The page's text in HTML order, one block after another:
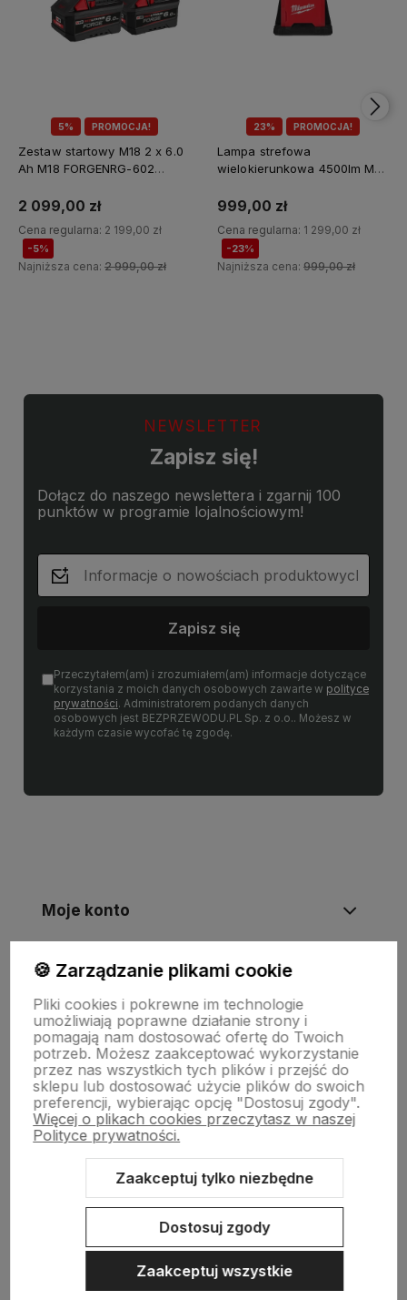
5% PROMOCJA!
Zestaw startowy M18 2 x 6.0
Ah M18 FORGENRG-602
2 099,00 zł
Cena regularna: 2 199,00 zł
-5%
Najniższa cena: 2 999,00 zł
23% PROMOCJA!
Lampa strefowa
wielokierunkowa 4500lm M18
999,00 zł
Cena regularna: 1 299,00 zł
-23%
Najniższa cena: 999,00 zł
NEWSLETTER
Zapisz się!
Dołącz do naszego newslettera i zgarnij 100
punktów w programie lojalnościowym!
Zapisz się
Przeczytałem(am) i zrozumiałem(am) informacje dotyczące
korzystania z moich danych osobowych zawarte w polityce
prywatności. Administratorem podanych danych
osobowych jest BEZPRZEWODU.PL Sp. z o.o.. Możesz w
każdym czasie wycofać tę zgodę.
Moje konto
Informacje
Płatności i zwroty
Wsparcie
🍪 Zarządzanie plikami cookie
Pliki cookies i pokrewne im technologie
umożliwiają poprawne działanie strony i
pomagają nam dostosować ofertę do Twoich
potrzeb. Możesz zaakceptować wykorzystanie
przez nas wszystkich tych plików i przejść do
sklepu lub dostosować użycie plików do swoich
preferencji, wybierając opcję "Dostosuj zgody".
Więcej o plikach cookies przeczytasz w naszej
Polityce prywatności.
Zaakceptuj tylko niezbędne
Dostosuj zgody
Zaakceptuj wszystkie